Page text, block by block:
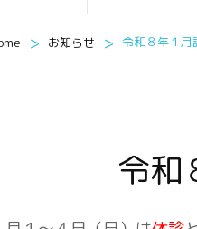
> お知らせ > 令和８年１月
令和